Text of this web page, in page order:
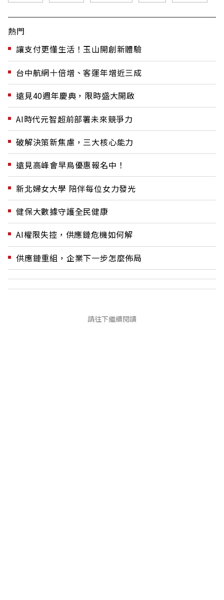
熱門
讓支付更懂生活！玉山開創新體驗
台中航網十倍增、客運年增近三成
遠見40週年慶典，限時盛大開啟
AI時代元智超前部署未來競爭力
破解決策新焦慮，三大核心能力
遠見高峰會早鳥優惠報名中！
新北婦女大學 陪伴每位女力發光
健保大數據守護全民健康
AI權限失控，供應鏈危機如何解
供應鏈重組，企業下一步怎麼佈局
請往下繼續閱讀